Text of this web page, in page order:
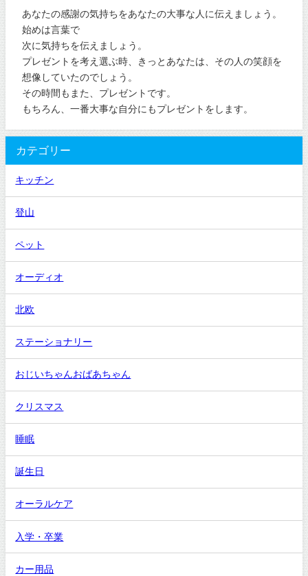
あなたの感謝の気持ちをあなたの大事な人に伝えましょう。
始めは言葉で
次に気持ちを伝えましょう。
プレゼントを考え選ぶ時、きっとあなたは、その人の笑顔を
想像していたのでしょう。
その時間もまた、プレゼントです。
もちろん、一番大事な自分にもプレゼントをします。
カテゴリー
キッチン
登山
ペット
オーディオ
北欧
ステーショナリー
おじいちゃんおばあちゃん
クリスマス
睡眠
誕生日
オーラルケア
入学・卒業
カー用品